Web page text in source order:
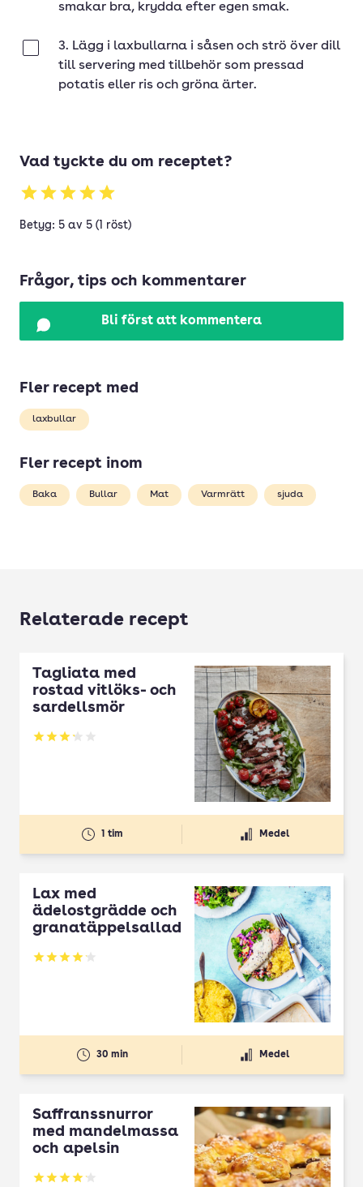
smakar bra, krydda efter egen smak.
3. Lägg i laxbullarna i såsen och strö över dill
till servering med tillbehör som pressad
potatis eller ris och gröna ärter.
Vad tyckte du om receptet?
Betyg: 5 av 5 (1 röst)
Frågor, tips och kommentarer
Bli först att kommentera
Fler recept med
laxbullar
Fler recept inom
Baka Bullar Mat Varmrätt sjuda
Relaterade recept
Tagliata med
rostad vitlöks- och
sardellsmör
Betyg: 3.17 av 5
1 tim Medel
Lax med
ädelostgrädde och
granatäppelsallad
Betyg: 4.14 av 5
30 min Medel
Saffranssnurror
med mandelmassa
och apelsin